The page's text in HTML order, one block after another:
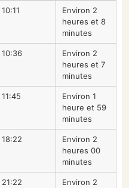
10:11
Environ 2
heures et 8
minutes
10:36
Environ 2
heures et 7
minutes
11:45
Environ 1
heure et 59
minutes
18:22
Environ 2
heures 00
minutes
21:22
Environ 2